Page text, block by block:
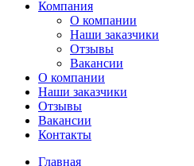
Компания
О компании
Наши заказчики
Отзывы
Вакансии
О компании
Наши заказчики
Отзывы
Вакансии
Контакты
Главная